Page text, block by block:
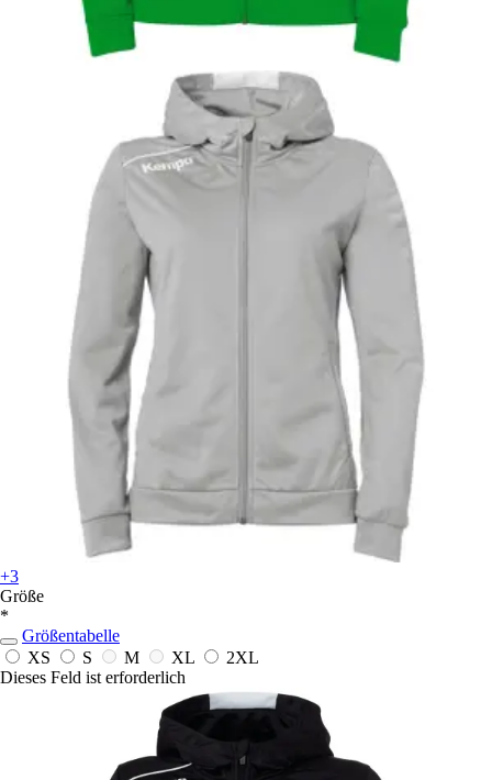
+3
Größe
*
Größentabelle
XS
S M XL
2XL
Dieses Feld ist erforderlich